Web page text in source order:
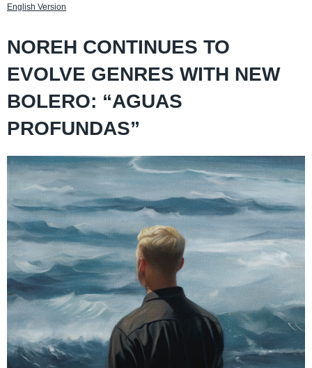
English Version
NOREH CONTINUES TO
EVOLVE GENRES WITH NEW
BOLERO: “AGUAS
PROFUNDAS”